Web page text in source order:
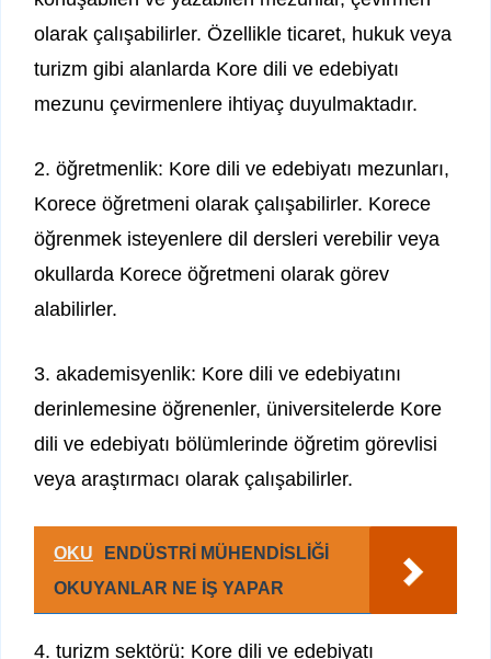
olarak çalışabilirler. Özellikle ticaret, hukuk veya
turizm gibi alanlarda Kore dili ve edebiyatı
mezunu çevirmenlere ihtiyaç duyulmaktadır.
2. öğretmenlik: Kore dili ve edebiyatı mezunları,
Korece öğretmeni olarak çalışabilirler. Korece
öğrenmek isteyenlere dil dersleri verebilir veya
okullarda Korece öğretmeni olarak görev
alabilirler.
3. akademisyenlik: Kore dili ve edebiyatını
derinlemesine öğrenenler, üniversitelerde Kore
dili ve edebiyatı bölümlerinde öğretim görevlisi
veya araştırmacı olarak çalışabilirler.
OKU
ENDÜSTRİ MÜHENDİSLİĞİ
OKUYANLAR NE İŞ YAPAR
4. turizm sektörü: Kore dili ve edebiyatı